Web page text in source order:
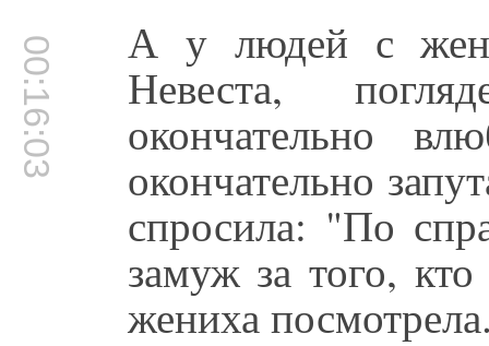
00:16:03 А у людей с
Невеста,
окончательно
окончательно
спросила: "По
замуж за того,
жениха